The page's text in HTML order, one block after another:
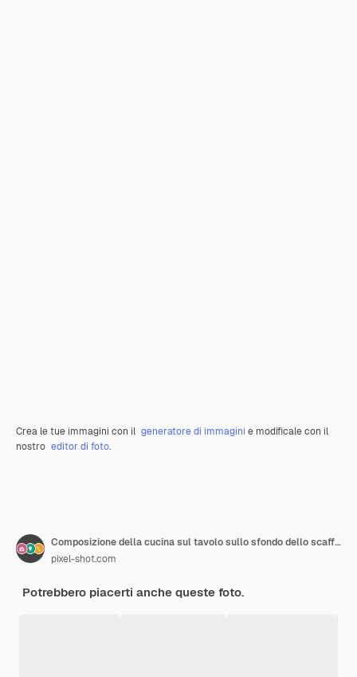
Crea le tue immagini con il generatore di immagini e modificale con il
nostro editor di foto.
Composizione della cucina sul tavolo sullo sfondo dello scaffale
pixel-shot.com
Potrebbero piacerti anche queste foto.